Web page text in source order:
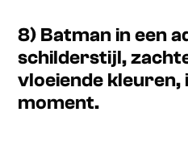
8) Batman in een
schilderstijl,
vloeiende kleuren,
moment.